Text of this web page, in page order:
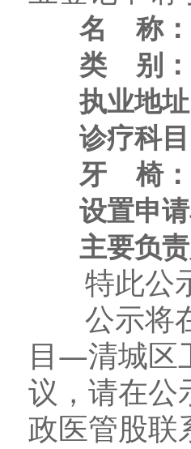
名 称：
类 别：
执业地址
诊疗科目
牙 椅：
设置申请
主要负责
特此公
公示将在
目—清城区
议，请在公
政医管股联